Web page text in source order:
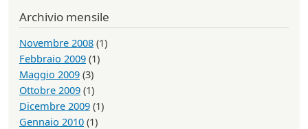
Archivio mensile
Novembre 2008 (1)
Febbraio 2009 (1)
Maggio 2009 (3)
Ottobre 2009 (1)
Dicembre 2009 (1)
Gennaio 2010 (1)